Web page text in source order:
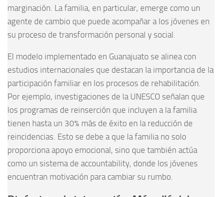
marginación. La familia, en particular, emerge como un
agente de cambio que puede acompañar a los jóvenes en
su proceso de transformación personal y social.
El modelo implementado en Guanajuato se alinea con
estudios internacionales que destacan la importancia de la
participación familiar en los procesos de rehabilitación.
Por ejemplo, investigaciones de la UNESCO señalan que
los programas de reinserción que incluyen a la familia
tienen hasta un 30% más de éxito en la reducción de
reincidencias. Esto se debe a que la familia no solo
proporciona apoyo emocional, sino que también actúa
como un sistema de accountability, donde los jóvenes
encuentran motivación para cambiar su rumbo.